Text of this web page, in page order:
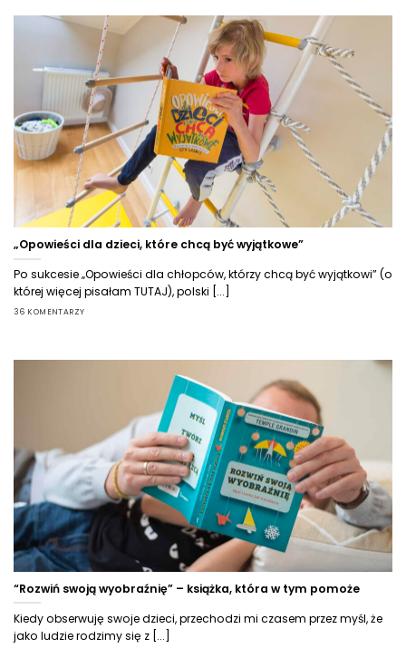
„Opowieści dla dzieci, które chcą być wyjątkowe”
Po sukcesie „Opowieści dla chłopców, którzy chcą być wyjątkowi” (o
której więcej pisałam TUTAJ), polski [...]
36 KOMENTARZY
“Rozwiń swoją wyobraźnię” – książka, która w tym pomoże
Kiedy obserwuję swoje dzieci, przechodzi mi czasem przez myśl, że
jako ludzie rodzimy się z [...]